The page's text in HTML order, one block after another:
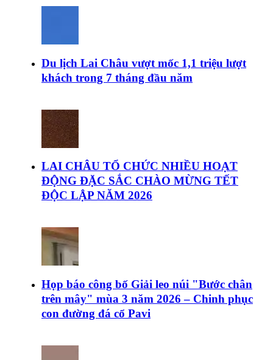
Du lịch Lai Châu vượt mốc 1,1 triệu lượt
khách trong 7 tháng đầu năm
LAI CHÂU TỔ CHỨC NHIỀU HOẠT
ĐỘNG ĐẶC SẮC CHÀO MỪNG TẾT
ĐỘC LẬP NĂM 2026
Họp báo công bố Giải leo núi "Bước chân
trên mây" mùa 3 năm 2026 – Chinh phục
con đường đá cổ Pavi